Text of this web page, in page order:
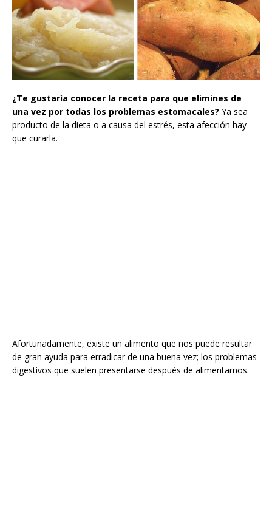
¿Te gustarìa conocer la receta para que elimines de
una vez por todas los problemas estomacales? Ya sea
producto de la dieta o a causa del estrés, esta afección hay
que curarla.
Afortunadamente, existe un alimento que nos puede resultar
de gran ayuda para erradicar de una buena vez; los problemas
digestivos que suelen presentarse después de alimentarnos.